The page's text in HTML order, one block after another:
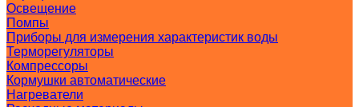
Освещение
Помпы
Приборы для измерения характеристик воды
Терморегуляторы
Компрессоры
Кормушки автоматические
Нагреватели